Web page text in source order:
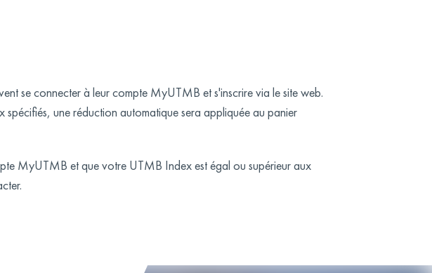
se connecter à leur compte MyUTMB et s'inscrire via le site web.
une réduction automatique sera appliquée au panier
MyUTMB et que votre UTMB Index est égal ou supérieur aux